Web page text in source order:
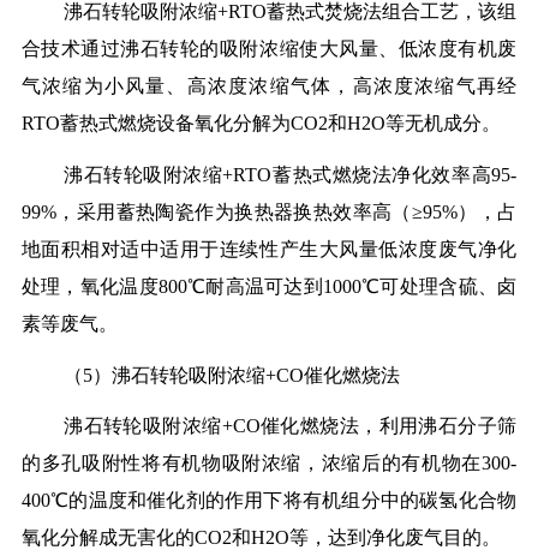
沸石转轮吸附浓缩+RTO蓄热式焚烧法组合工艺，该组
合技术通过沸石转轮的吸附浓缩使大风量、低浓度有机废
气浓缩为小风量、高浓度浓缩气体，高浓度浓缩气再经
RTO蓄热式燃烧设备氧化分解为CO2和H2O等无机成分。
沸石转轮吸附浓缩+RTO蓄热式燃烧法净化效率高95-
99%，采用蓄热陶瓷作为换热器换热效率高（≥95%），占
地面积相对适中适用于连续性产生大风量低浓度废气净化
处理，氧化温度800℃耐高温可达到1000℃可处理含硫、卤
素等废气。
（5）沸石转轮吸附浓缩+CO催化燃烧法
沸石转轮吸附浓缩+CO催化燃烧法，利用沸石分子筛
的多孔吸附性将有机物吸附浓缩，浓缩后的有机物在300-
400℃的温度和催化剂的作用下将有机组分中的碳氢化合物
氧化分解成无害化的CO2和H2O等，达到净化废气目的。